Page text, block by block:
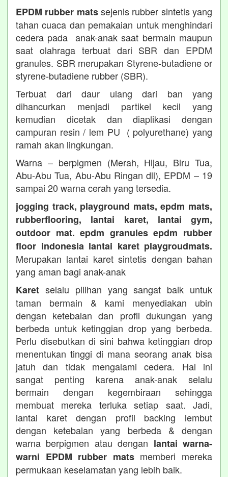
EPDM rubber matssejenis rubber sintetis yang
tahan cuaca dan pemakaian untuk menghindari
cedera pada anak-anak saat bermain maupun
saat olahraga terbuat dari SBR dan EPDM
granules. SBR merupakan Styrene-butadiene or
styrene-butadiene rubber (SBR).
Terbuat dari daur ulang dari ban yang
dihancurkan menjadi partikel kecil yang
kemudian dicetak dan diaplikasi dengan
campuran resin / lem PU ( polyurethane) yang
ramah akan lingkungan.
Warna – berpigmen (Merah, Hijau, Biru Tua,
Abu-Abu Tua, Abu-Abu Ringan dll), EPDM – 19
sampai 20 warna cerah yang tersedia.
jogging track, playground mats, epdm mats,
rubberflooring, lantai karet, lantai gym,
outdoor mat. epdm granules epdm rubber
floor indonesia lantai karet playgroudmats.
Merupakan lantai karet sintetis dengan bahan
yang aman bagi anak-anak
Karet selalu pilihan yang sangat baik untuk
taman bermain & kami menyediakan ubin
dengan ketebalan dan profil dukungan yang
berbeda untuk ketinggian drop yang berbeda.
Perlu disebutkan di sini bahwa ketinggian drop
menentukan tinggi di mana seorang anak bisa
jatuh dan tidak mengalami cedera. Hal ini
sangat penting karena anak-anak selalu
bermain dengan kegembiraan sehingga
membuat mereka terluka setiap saat. Jadi,
lantai karet dengan profil backing lembut
dengan ketebalan yang berbeda & dengan
warna berpigmen atau dengan lantai warna-
warni EPDM rubber matsmemberi mereka
permukaan keselamatan yang lebih baik.